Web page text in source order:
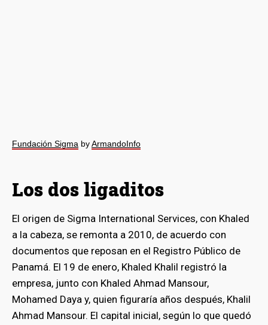
Fundación Sigma byArmandoInfo
Los dos ligaditos
El origen de Sigma International Services, con Khaled
a la cabeza, se remonta a 2010, de acuerdo con
documentos que reposan en el Registro Público de
Panamá. El 19 de enero, Khaled Khalil registró la
empresa, junto con Khaled Ahmad Mansour,
Mohamed Daya y, quien figuraría años después, Khalil
Ahmad Mansour. El capital inicial, según lo que quedó